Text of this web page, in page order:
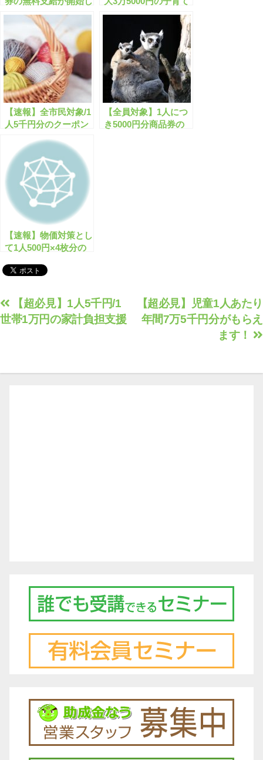
ます！
給付金が開始します！
【速報】全市民対象/1
人5千円分のクーポン
す！
【全員対象】1人につ
き5000円分商品券の
【速報】物価対策とし
て1人500円×4枚分の
投
稿
ゲ
【超必見】児童1人あたり
年間7万5千円分がもらえ
ます！
【超必見】1人5千円/1
世帯1万円の家計負担支援